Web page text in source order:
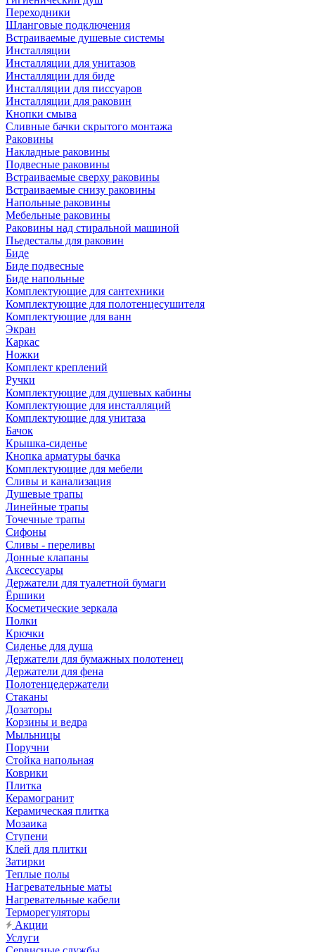
Переходники
Шланговые подключения
Встраиваемые душевые системы
Инсталляции
Инсталляции для унитазов
Инсталляции для биде
Инсталляции для писсуаров
Инсталляции для раковин
Кнопки смыва
Сливные бачки скрытого монтажа
Раковины
Накладные раковины
Подвесные раковины
Встраиваемые сверху раковины
Встраиваемые снизу раковины
Напольные раковины
Мебельные раковины
Раковины над стиральной машиной
Пьедесталы для раковин
Биде
Биде подвесные
Биде напольные
Комплектующие для сантехники
Комплектующие для полотенцесушителя
Комплектующие для ванн
Экран
Каркас
Ножки
Комплект креплений
Ручки
Комплектующие для душевых кабины
Комплектующие для инсталляций
Комплектующие для унитаза
Бачок
Крышка-сиденье
Кнопка арматуры бачка
Комплектующие для мебели
Сливы и канализация
Душевые трапы
Линейные трапы
Точечные трапы
Сифоны
Сливы - переливы
Донные клапаны
Аксессуары
Держатели для туалетной бумаги
Ёршики
Косметические зеркала
Полки
Крючки
Сиденье для душа
Держатели для бумажных полотенец
Держатели для фена
Полотенцедержатели
Стаканы
Дозаторы
Корзины и ведра
Мыльницы
Поручни
Стойка напольная
Коврики
Плитка
Керамогранит
Керамическая плитка
Мозаика
Ступени
Клей для плитки
Затирки
Теплые полы
Нагревательные маты
Нагревательные кабели
Терморегуляторы
Акции
Услуги